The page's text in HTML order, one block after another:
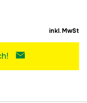
inkl. MwSt